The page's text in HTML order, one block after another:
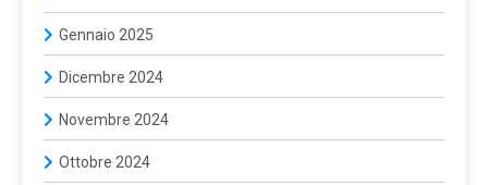
Gennaio 2025
Dicembre 2024
Novembre 2024
Ottobre 2024